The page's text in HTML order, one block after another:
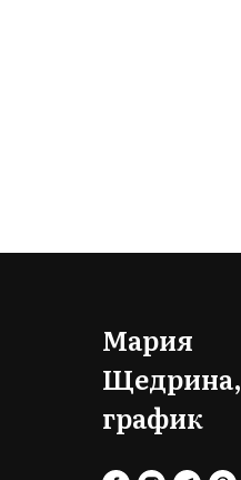
Мария
Щедрина,
график